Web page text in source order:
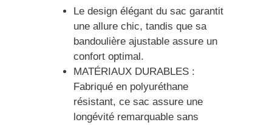
Le design élégant du sac garantit
une allure chic, tandis que sa
bandoulière ajustable assure un
confort optimal.
MATÉRIAUX DURABLES :
Fabriqué en polyuréthane
résistant, ce sac assure une
longévité remarquable sans